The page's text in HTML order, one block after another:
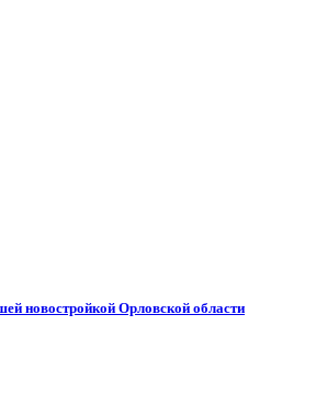
новостройкой Орловской области